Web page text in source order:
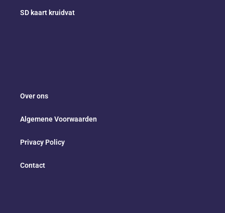
SD kaart kruidvat
Over ons
Algemene Voorwaarden
Privacy Policy
Contact